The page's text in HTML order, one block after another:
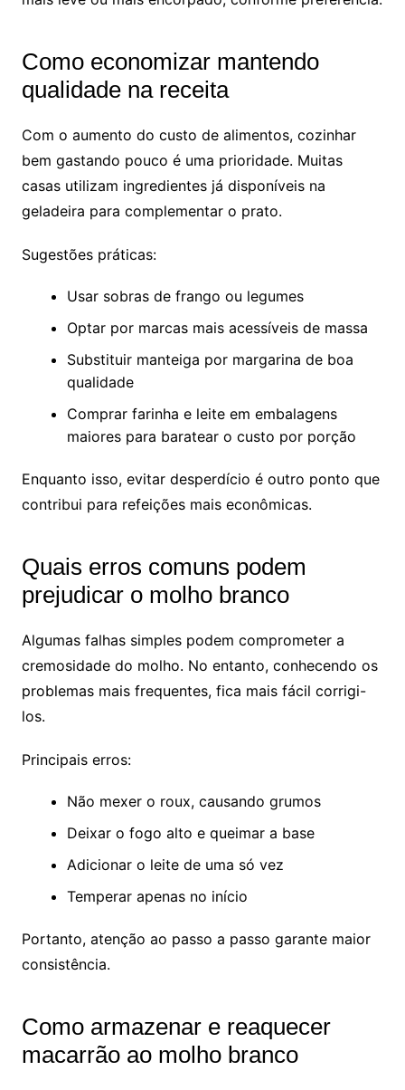
Como economizar mantendo
qualidade na receita
Com o aumento do custo de alimentos, cozinhar
bem gastando pouco é uma prioridade. Muitas
casas utilizam ingredientes já disponíveis na
geladeira para complementar o prato.
Sugestões práticas:
Usar sobras de frango ou legumes
Optar por marcas mais acessíveis de massa
Substituir manteiga por margarina de boa
qualidade
Comprar farinha e leite em embalagens
maiores para baratear o custo por porção
Enquanto isso, evitar desperdício é outro ponto que
contribui para refeições mais econômicas.
Quais erros comuns podem
prejudicar o molho branco
Algumas falhas simples podem comprometer a
cremosidade do molho. No entanto, conhecendo os
problemas mais frequentes, fica mais fácil corrigi-
los.
Principais erros:
Não mexer o roux, causando grumos
Deixar o fogo alto e queimar a base
Adicionar o leite de uma só vez
Temperar apenas no início
Portanto, atenção ao passo a passo garante maior
consistência.
Como armazenar e reaquecer
macarrão ao molho branco